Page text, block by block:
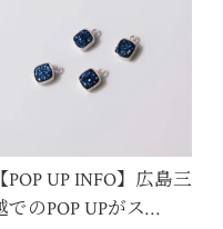
【POP UP INFO】広島三
でのPOP UPがス…